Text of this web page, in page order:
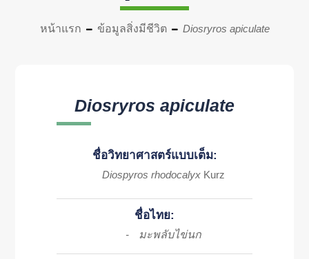
หน้าแรก ข้อมูลสิ่งมีชีวิต Diosryros apiculate
Diosryros apiculate
ชื่อวิทยาศาสตร์แบบเต็ม:
Diospyros rhodocalyx Kurz
ชื่อไทย:
- มะพลับไข่นก